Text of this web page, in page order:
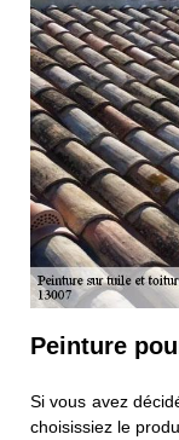
Peinture
Si vous avez
choisissiez le